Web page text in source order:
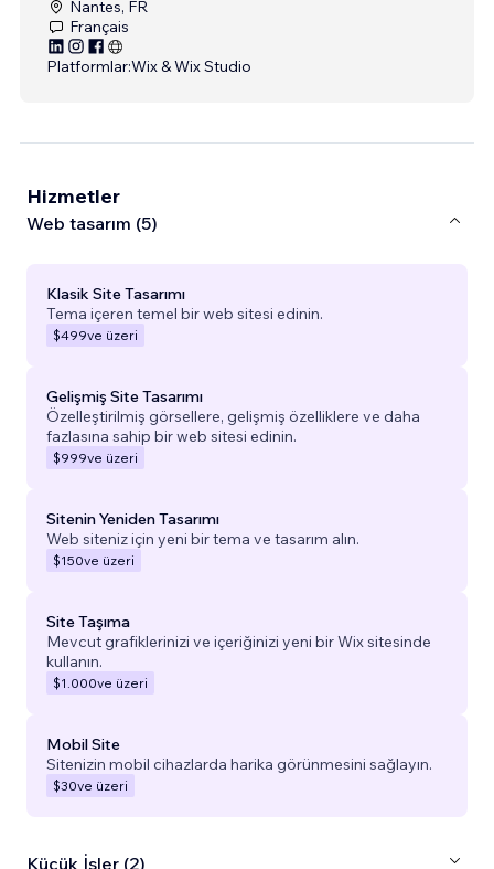
Nantes, FR
Français
Platformlar:Wix & Wix Studio
Hizmetler
Web tasarım (5)
Klasik Site Tasarımı
Tema içeren temel bir web sitesi edinin.
$499ve üzeri
Gelişmiş Site Tasarımı
Özelleştirilmiş görsellere, gelişmiş özelliklere ve daha
fazlasına sahip bir web sitesi edinin.
$999ve üzeri
Sitenin Yeniden Tasarımı
Web siteniz için yeni bir tema ve tasarım alın.
$150ve üzeri
Site Taşıma
Mevcut grafiklerinizi ve içeriğinizi yeni bir Wix sitesinde
kullanın.
$1.000ve üzeri
Mobil Site
Sitenizin mobil cihazlarda harika görünmesini sağlayın.
$30ve üzeri
Küçük İşler (2)